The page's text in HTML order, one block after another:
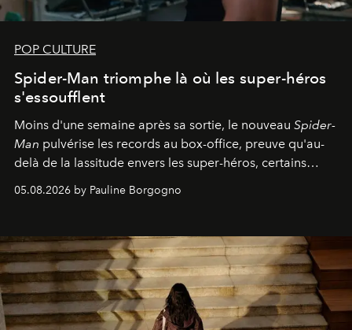
POP CULTURE
Spider-Man triomphe là où les super-héros
s'essoufflent
Moins d'une semaine après sa sortie, le nouveau Spider-
Man pulvérise les records au box-office, preuve qu'au-
delà de la lassitude envers les super-héros, certains
personnages continuent de susciter une ferveur intacte.
05.08.2026 by Pauline Borgogno